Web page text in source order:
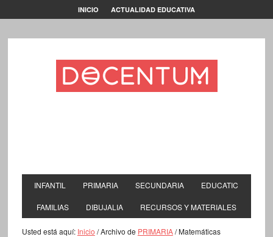
INICIO ACTUALIDAD EDUCATIVA
INFANTIL PRIMARIA SECUNDARIA EDUCATIC
FAMILIAS DIBUJALIA RECURSOS Y MATERIALES
Usted está aquí: Inicio /Archivo de PRIMARIA/Matemáticas